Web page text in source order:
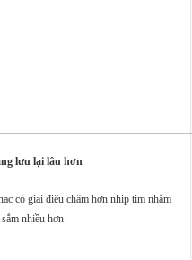
lưu lại lâu hơn
có giai điệu chậm hơn nhịp tim nhằm
nhiều hơn.